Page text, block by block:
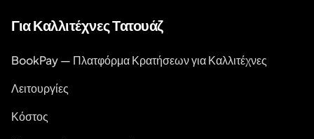
Για Καλλιτέχνες Τατουάζ
BookPay — Πλατφόρμα Κρατήσεων για Καλλιτέχνες
Λειτουργίες
Κόστος